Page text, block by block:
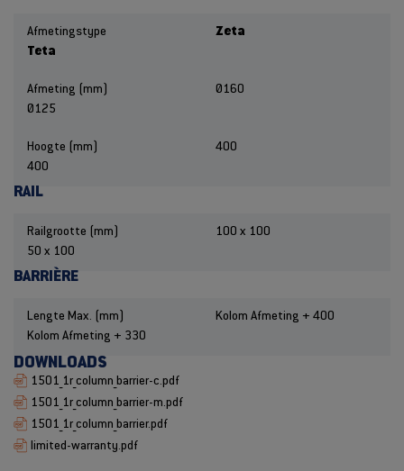
Afmetingstype
Zeta
Teta
Afmeting (mm)
Ø160
Ø125
Hoogte (mm)
400
400
RAIL
Railgrootte (mm)
100 x 100
50 x 100
BARRIÈRE
Lengte Max. (mm)
Kolom Afmeting + 400
Kolom Afmeting + 330
DOWNLOADS
1501_1r_column_barrier-c.pdf
1501_1r_column_barrier-m.pdf
1501_1r_column_barrier.pdf
limited-warranty.pdf